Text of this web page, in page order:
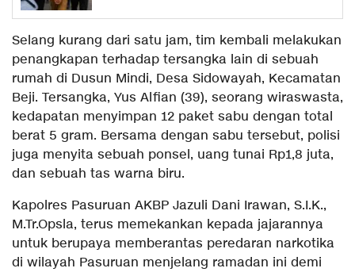
Selang kurang dari satu jam, tim kembali melakukan
penangkapan terhadap tersangka lain di sebuah
rumah di Dusun Mindi, Desa Sidowayah, Kecamatan
Beji. Tersangka, Yus Alfian (39), seorang wiraswasta,
kedapatan menyimpan 12 paket sabu dengan total
berat 5 gram. Bersama dengan sabu tersebut, polisi
juga menyita sebuah ponsel, uang tunai Rp1,8 juta,
dan sebuah tas warna biru.
Kapolres Pasuruan AKBP Jazuli Dani Irawan, S.I.K.,
M.Tr.Opsla, terus memekankan kepada jajarannya
untuk berupaya memberantas peredaran narkotika
di wilayah Pasuruan menjelang ramadan ini demi